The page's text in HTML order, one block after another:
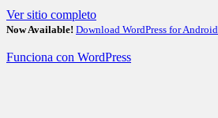
Ver sitio completo
Now Available! Download WordPress for Android
Funciona con WordPress